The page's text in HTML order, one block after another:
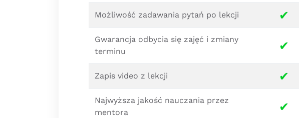
Możliwość zadawania pytań po lekcji ✔
Gwarancja odbycia się zajęć i zmiany
terminu
✔
Zapis video z lekcji ✔
Najwyższa jakość nauczania przez
mentora
✔